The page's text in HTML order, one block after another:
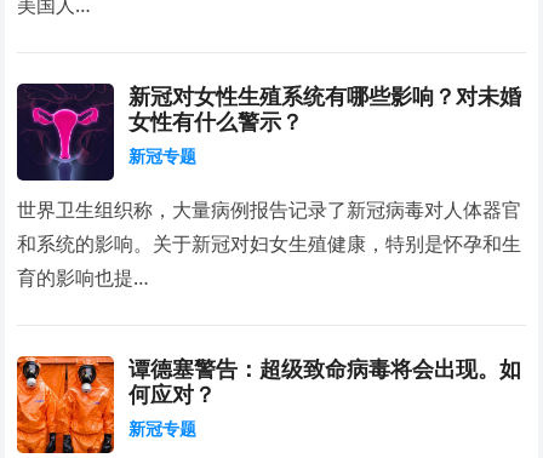
新冠对女性生殖系统有哪些影响？对未婚
女性有什么警示？
新冠专题
世界卫生组织称，大量病例报告记录了新冠病毒对人体器官
和系统的影响。关于新冠对妇女生殖健康，特别是怀孕和生
育的影响也提…
谭德塞警告：超级致命病毒将会出现。如
何应对？
新冠专题